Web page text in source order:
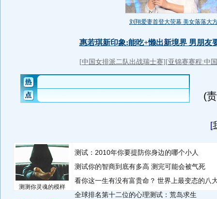
(
[
测测你灵魂的模样
测试：2010年你要提防你身边的哪个小人
测试你的智商到底有多高 测完可能会被气死
看你这一生有没有富贵命？ 世界上最变态的八
全球排名第十二位的心理测试：荒岛求生